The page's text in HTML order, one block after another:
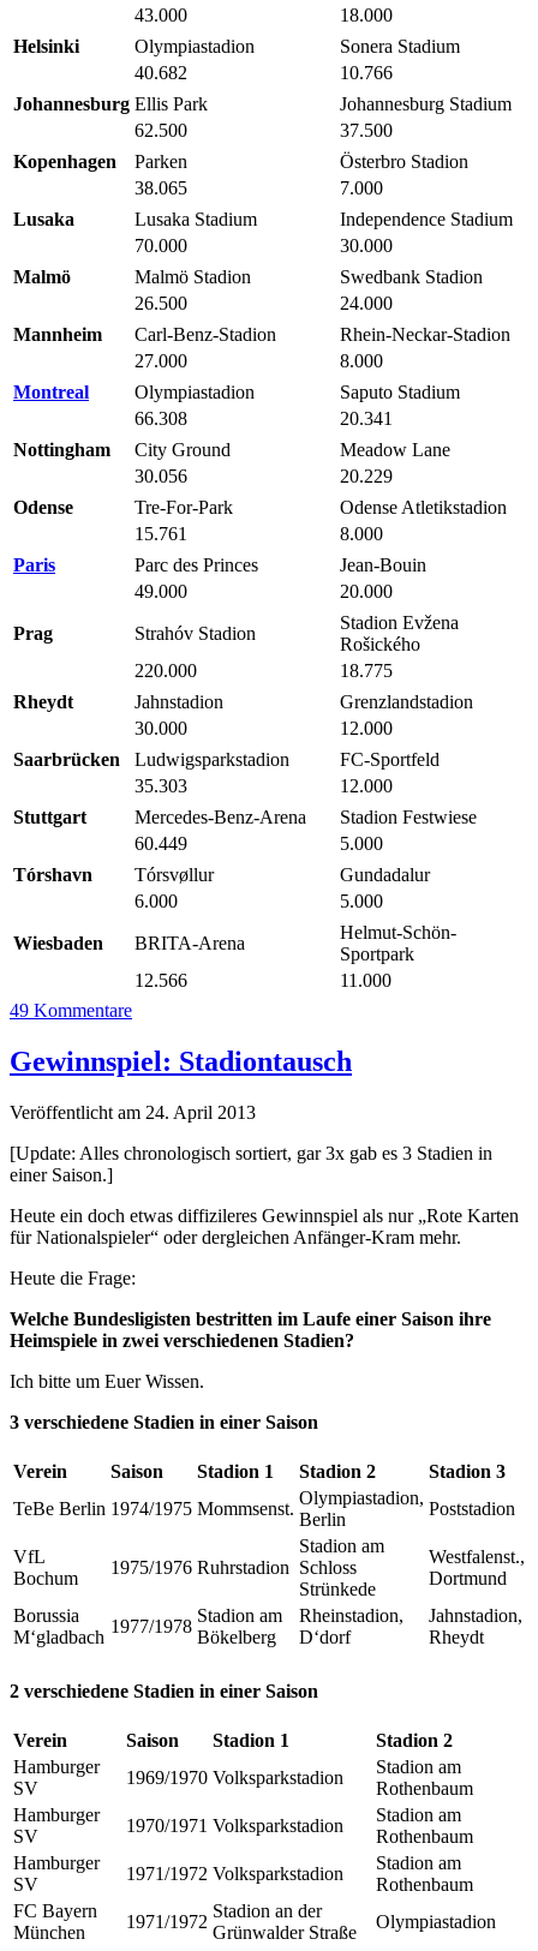
43.000
18.000
Helsinki
Olympiastadion
Sonera Stadium
40.682
10.766
Johannesburg Ellis Park
Johannesburg Stadium
62.500
37.500
Kopenhagen
Parken
Österbro Stadion
38.065
7.000
Lusaka
Lusaka Stadium
Independence Stadium
70.000
30.000
Malmö
Malmö Stadion
Swedbank Stadion
26.500
24.000
Mannheim
Carl-Benz-Stadion
Rhein-Neckar-Stadion
27.000
8.000
Montreal
Olympiastadion
Saputo Stadium
66.308
20.341
Nottingham
City Ground
Meadow Lane
30.056
20.229
Odense
Tre-For-Park
Odense Atletikstadion
15.761
8.000
Paris
Parc des Princes
Jean-Bouin
49.000
20.000
Prag Strahóv Stadion
Stadion Evžena
Rošického
220.000
18.775
Rheydt
Jahnstadion
Grenzlandstadion
30.000
12.000
Saarbrücken
Ludwigsparkstadion
FC-Sportfeld
35.303
12.000
Stuttgart
Mercedes-Benz-Arena
Stadion Festwiese
60.449
5.000
Tórshavn
Tórsvøllur
Gundadalur
6.000
5.000
Wiesbaden BRITA-Arena
Helmut-Schön-
Sportpark
12.566
11.000
49 Kommentare
Gewinnspiel: Stadiontausch
Veröffentlicht am 24. April 2013
[Update: Alles chronologisch sortiert, gar 3x gab es 3 Stadien in
einer Saison.]
Heute ein doch etwas diffizileres Gewinnspiel als nur „Rote Karten
für Nationalspieler“ oder dergleichen Anfänger-Kram mehr.
Heute die Frage:
Welche Bundesligisten bestritten im Laufe einer Saison ihre
Heimspiele in zwei verschiedenen Stadien?
Ich bitte um Euer Wissen.
3 verschiedene Stadien in einer Saison
Verein Saison Stadion 1 Stadion 2
Stadion 3
TeBe Berlin 1974/1975 Mommsenst.
Olympiastadion,
Berlin
Poststadion
VfL
Bochum
1975/1976 Ruhrstadion
Stadion am
Schloss
Strünkede
Westfalenst.,
Dortmund
Borussia
M‘gladbach
1977/1978
Stadion am
Bökelberg
Rheinstadion,
D‘dorf
Jahnstadion,
Rheydt
2 verschiedene Stadien in einer Saison
Verein Saison Stadion 1
Stadion 2
Hamburger
SV
1969/1970 Volksparkstadion
Stadion am
Rothenbaum
Hamburger
SV
1970/1971 Volksparkstadion
Stadion am
Rothenbaum
Hamburger
SV
1971/1972 Volksparkstadion
Stadion am
Rothenbaum
FC Bayern
München
1971/1972
Stadion an der
Grünwalder Straße
Olympiastadion